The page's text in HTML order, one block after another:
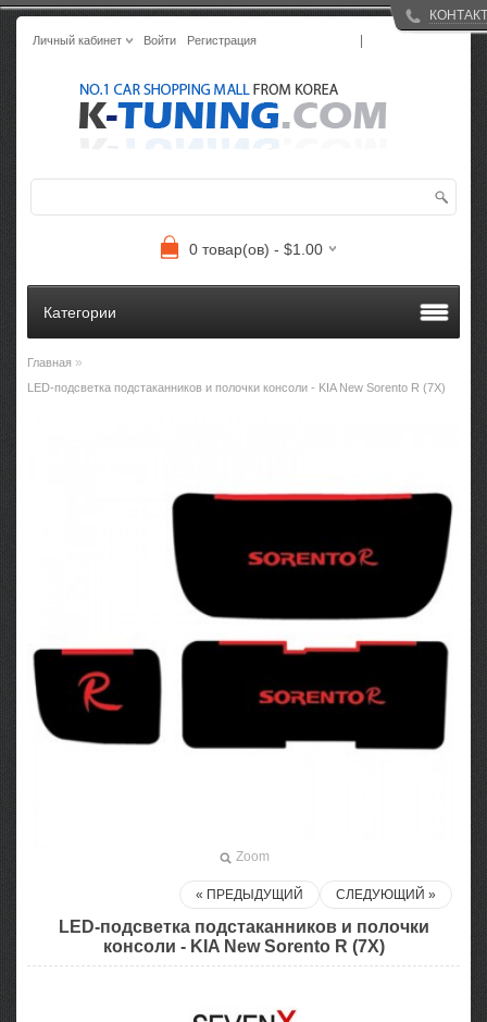
Личный кабинет Войти Регистрация
0 товар(ов) - $1.00
Категории
Главная »
LED-подсветка подстаканников и полочки консоли - KIA New Sorento R (7X)
Zoom
СЛЕДУЮЩИЙ »
« ПРЕДЫДУЩИЙ
LED-подсветка подстаканников и полочки
консоли - KIA New Sorento R (7X)